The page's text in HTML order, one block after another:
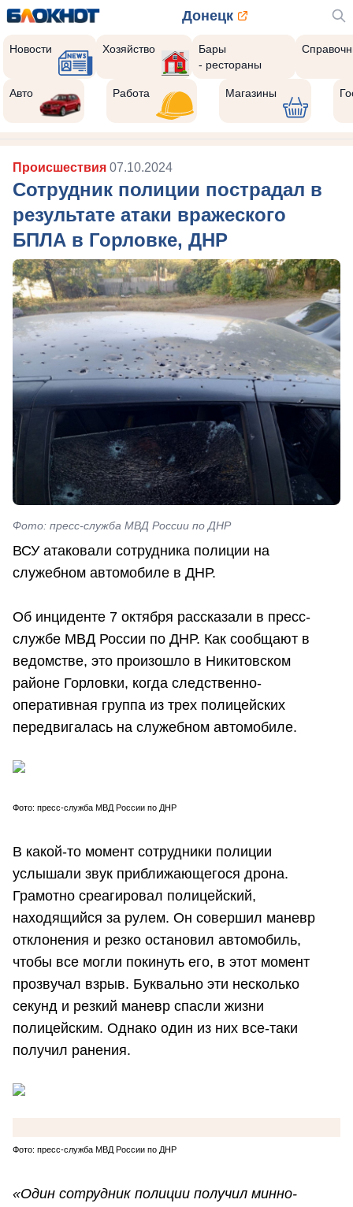
Донецк
Новости Хозяйство
Бары
- рестораны
Авто Работа Магазины
Происшествия 07.10.2024
Сотрудник полиции пострадал в
результате атаки вражеского
БПЛА в Горловке, ДНР
Фото: пресс-служба МВД России по ДНР
ВСУ атаковали сотрудника полиции на
служебном автомобиле в ДНР.
Об инциденте 7 октября рассказали в пресс-
службе МВД России по ДНР. Как сообщают в
ведомстве, это произошло в Никитовском
районе Горловки, когда следственно-
оперативная группа из трех полицейских
передвигалась на служебном автомобиле.
Фото: пресс-служба МВД России по ДНР
В какой-то момент сотрудники полиции
услышали звук приближающегося дрона.
Грамотно среагировал полицейский,
находящийся за рулем. Он совершил маневр
отклонения и резко остановил автомобиль,
чтобы все могли покинуть его, в этот момент
прозвучал взрыв. Буквально эти несколько
секунд и резкий маневр спасли жизни
полицейским. Однако один из них все-таки
получил ранения.
Фото: пресс-служба МВД России по ДНР
«Один сотрудник полиции получил минно-